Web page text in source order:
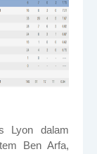
Lyon dalam
Ben Arfa,